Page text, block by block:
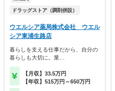
ドラッグストア（調剤併設）
ウエルシア薬局株式会社 ウエル
シア東浦生路店
暮らしを支える仕事だから、自分の
暮らしも大切に。業…
【月収】33.5万円
【年収】515万円～650万円